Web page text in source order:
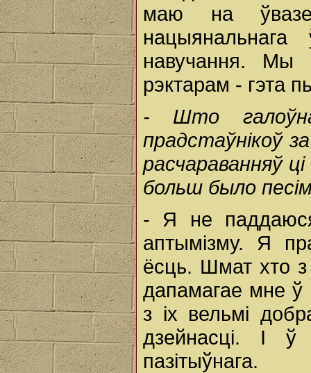
маю на ўвазе
нацыянальнага
навучання. Мы
рэктарам - гэта
- Што
прадстаўнікоў
расчараванняў ці
больш было
- Я не паддаюся
аптымізму. Я
ёсць. Шмат хто з
дапамагае мне ў
з іх вельмі
дзейнасці. І ў
пазітыўнага.